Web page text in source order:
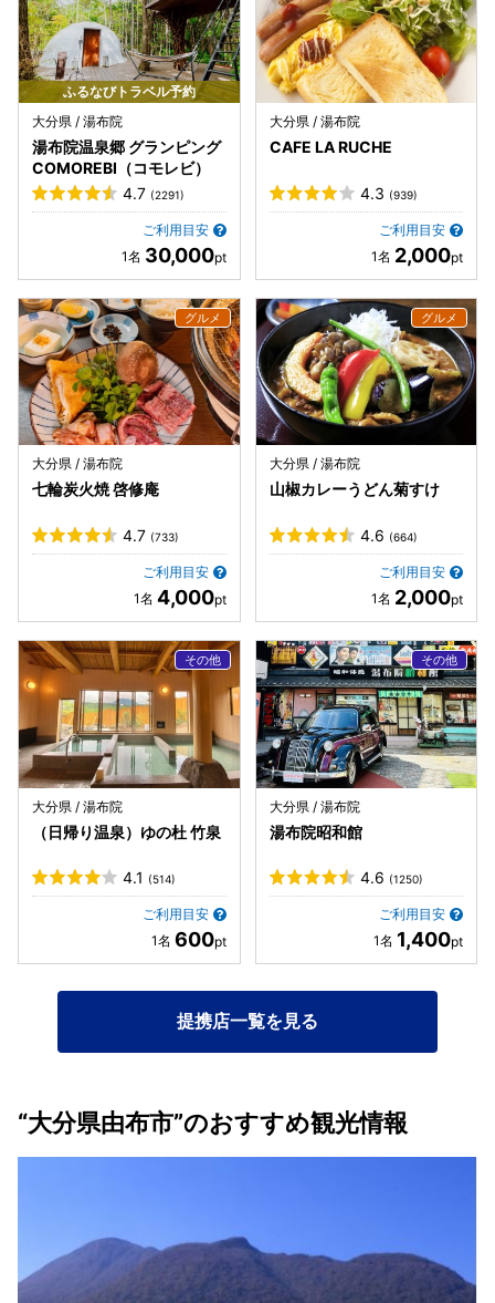
ふるなびトラベル予約
大分県 / 湯布院
湯布院温泉郷 グランピング
COMOREBI（コモレビ）
4.7 (2291)
ご利用目安
30,000
大分県 / 湯布院
CAFE LA RUCHE
4.3 (939)
ご利用目安
2,000
大分県 / 湯布院
七輪炭火焼 啓修庵
4.7 (733)
ご利用目安
4,000
大分県 / 湯布院
山椒カレーうどん菊すけ
4.6 (664)
ご利用目安
2,000
大分県 / 湯布院
（日帰り温泉）ゆの杜 竹泉
4.1 (514)
ご利用目安
600
大分県 / 湯布院
湯布院昭和館
4.6 (1250)
ご利用目安
1,400
提携店一覧を見る
“大分県由布市”のおすすめ観光情報